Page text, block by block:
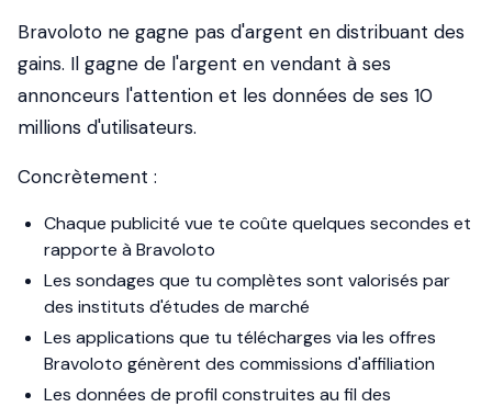
Bravoloto ne gagne pas d'argent en distribuant des
gains. Il gagne de l'argent en vendant à ses
annonceurs l'attention et les données de ses 10
millions d'utilisateurs.
Concrètement :
Chaque publicité vue te coûte quelques secondes et
rapporte à Bravoloto
Les sondages que tu complètes sont valorisés par
des instituts d'études de marché
Les applications que tu télécharges via les offres
Bravoloto génèrent des commissions d'affiliation
Les données de profil construites au fil des